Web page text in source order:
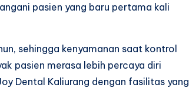
pasien yang baru pertama kali
sehingga kenyamanan saat kontrol
pasien merasa lebih percaya diri
Dental Kaliurang dengan fasilitas yang